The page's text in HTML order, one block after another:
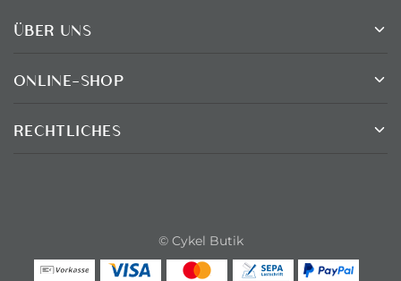
ÜBER UNS
ONLINE-SHOP
RECHTLICHES
© Cykel Butik